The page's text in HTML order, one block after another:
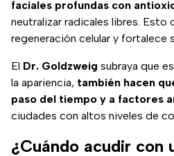
faciales profundas con
neutralizar radicales libres. Esto
regeneración celular y fortalece
El Dr. Goldzweig subraya que
la apariencia, también hacen
paso del tiempo y a factores
ciudades con altos niveles de
¿Cuándo acudir con